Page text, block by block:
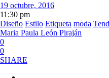
19 octubre, 2016
11:30 pm
Diseño Estilo Etiqueta moda
Maria Paula León Piraján
0
0
SHARE